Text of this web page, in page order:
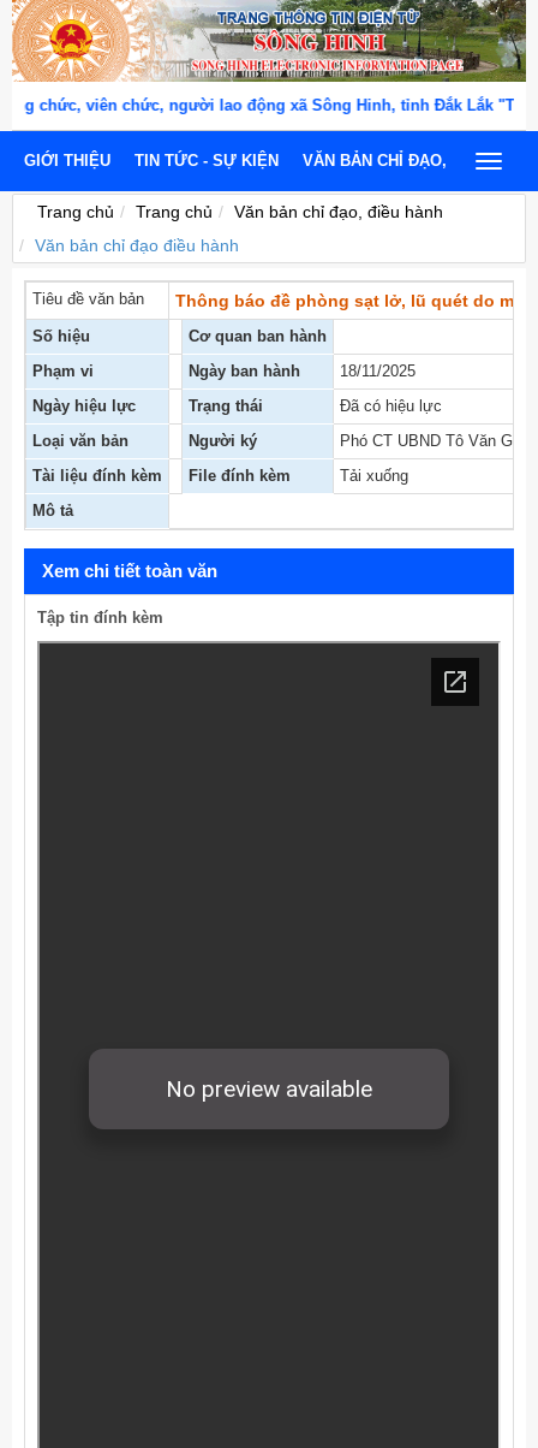
viên chức, người lao động xã Sông Hinh, tỉnh Đắk Lắk "THÂN
GIỚI THIỆU TIN TỨC - SỰ KIỆN VĂN BẢN CHỈ ĐẠO, ĐIỀU HÀNH
Toggle
Trang chủ Trang chủ
Văn bản chỉ đạo, điều hành
Văn bản chỉ đạo điều hành
Tiêu đề văn bản Thông báo đề phòng sạt lở, lũ quét do mưa
Số hiệu
Cơ quan ban hành
Phạm vi
Ngày ban hành
18/11/2025
Ngày hiệu lực
Trạng thái
Đã có hiệu lực
Loại văn bản
Người ký
Phó CT UBND Tô Văn
Tài liệu đính kèm
File đính kèm
Tải xuống
Mô tả
Xem chi tiết toàn văn
Tập tin đính kèm